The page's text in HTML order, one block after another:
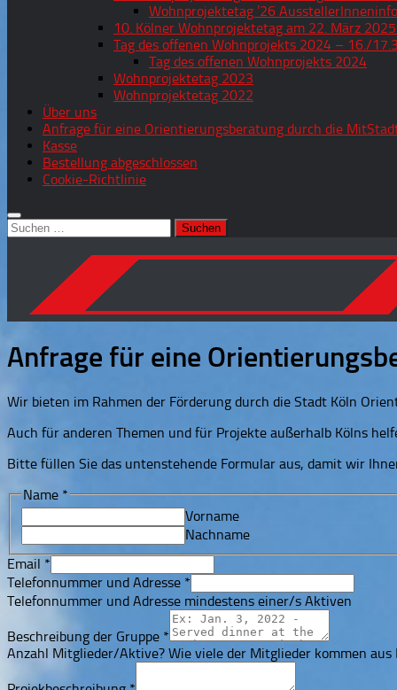
Wohnprojektetag ’26 AusstellerInneninfo
10. Kölner Wohnprojektetag am 22. März
Tag des offenen Wohnprojekts 2024 – 16./
Tag des offenen Wohnprojekts 2024
Wohnprojektetag 2023
Wohnprojektetag 2022
Über uns
Anfrage für eine Orientierungsberatung durch die
Kasse
Bestellung abgeschlossen
Cookie-Richtlinie
Suchen
nach:
Anfrage für eine
Wir bieten im Rahmen der Förderung durch die Stadt Köln
Auch für anderen Themen und für Projekte außerhalb Kölns
Bitte füllen Sie das untenstehende Formular aus, damit wir
Name *
Vorname
Nachname
Email *
Telefonnummer und Adresse *
Telefonnummer und Adresse mindestens einer/s Aktiven
Beschreibung der Gruppe *
Anzahl Mitglieder/Aktive? Wie viele der Mitglieder kommen aus
Projekbeschreibung